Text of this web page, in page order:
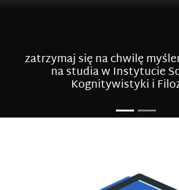
zatrzymaj się na chwilę
na studia w Instytucie
Kognitywistyki i
zatrzymaj się na chwilę
na studia w Instytucie
Kognitywistyki i